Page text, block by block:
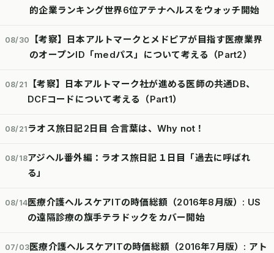
的企業ランキング世界6位アテナヘルスをウォッチ開始
08/30
【考察】日本アルトマークとメドピアが目指す医療業界
のオープンID「medパス」について考える（Part2）
08/21
【考察】日本アルトマーク社が進める医師の共通DB、
DCFコードについて考える（Part1）
08/21ラオス旅日記2日目 合言葉は、Why not！
08/18アジヘル番外編：ラオス旅日記１日目「過去に呼ばれ
る」
08/14医療介護ヘルスケアITの時価総額（2016年8月版）: US
の遠隔診療の旗手テラドックをカバー開始
07/03医療介護ヘルスケアITの時価総額（2016年7月版）: アト